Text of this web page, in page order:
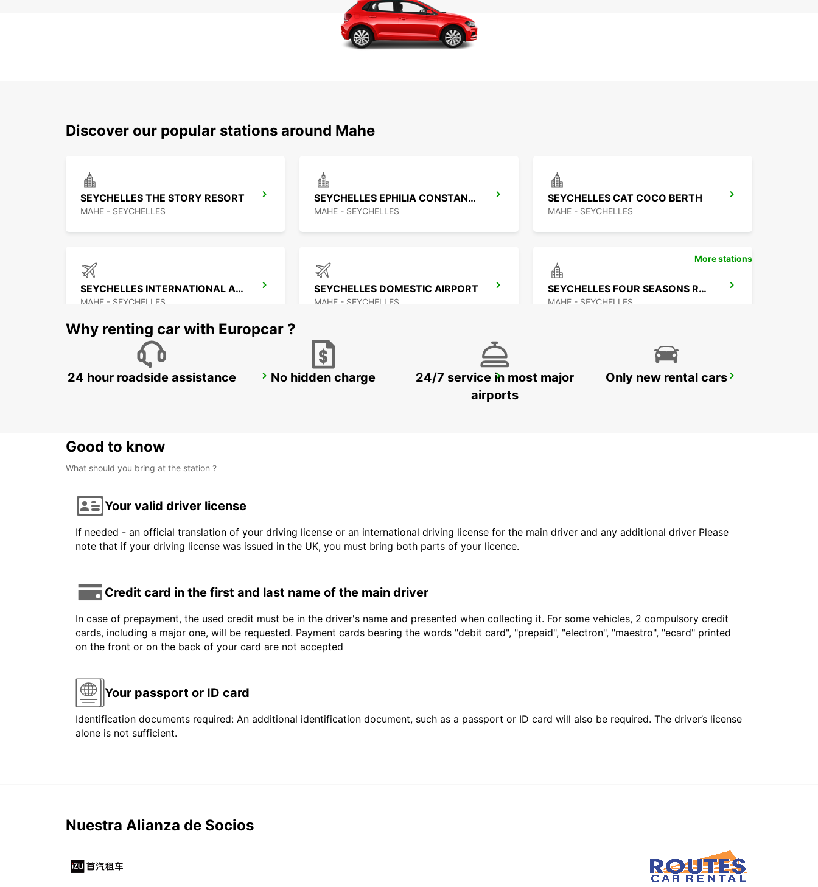
Discover our popular stations around Mahe
SEYCHELLES THE STORY RESORT
MAHE - SEYCHELLES
SEYCHELLES EPHILIA CONSTANCE RESORT
MAHE - SEYCHELLES
SEYCHELLES CAT COCO BERTH
MAHE - SEYCHELLES
SEYCHELLES INTERNATIONAL AIRPORT
MAHE - SEYCHELLES
SEYCHELLES DOMESTIC AIRPORT
MAHE - SEYCHELLES
SEYCHELLES FOUR SEASONS RESORT
MAHE - SEYCHELLES
DZAOUDZI AIRPORT MAMOUDZOU ZI KAWENI MAMOUDZOU HOTEL CARIBOU
More stations
Why renting car with Europcar ?
24 hour roadside assistance No hidden charge
24/7 service in most major
airports
Only new rental cars
Good to know
What should you bring at the station ?
Your valid driver license
If needed - an official translation of your driving license or an international driving license for the main driver and any additional driver Please
note that if your driving license was issued in the UK, you must bring both parts of your licence.
Credit card in the first and last name of the main driver
In case of prepayment, the used credit must be in the driver's name and presented when collecting it. For some vehicles, 2 compulsory credit
cards, including a major one, will be requested. Payment cards bearing the words "debit card", "prepaid", "electron", "maestro", "ecard" printed
on the front or on the back of your card are not accepted
Your passport or ID card
Identification documents required: An additional identification document, such as a passport or ID card will also be required. The driver’s license
alone is not sufficient.
Nuestra Alianza de Socios